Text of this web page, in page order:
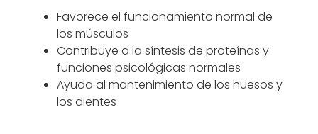
Favorece el funcionamiento normal de
los músculos
Contribuye a la síntesis de proteínas y
funciones psicológicas normales
Ayuda al mantenimiento de los huesos y
los dientes